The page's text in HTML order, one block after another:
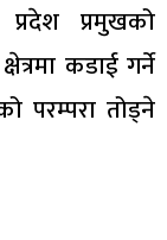
प्रमुखको
कडाई गर्ने
परम्परा तोड्ने